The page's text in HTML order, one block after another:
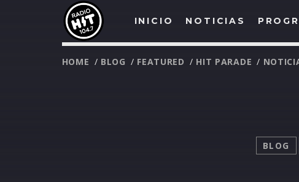
INICIO NOTICIAS
HOME / BLOG / FEATURED / HIT PARADE /
BLOG